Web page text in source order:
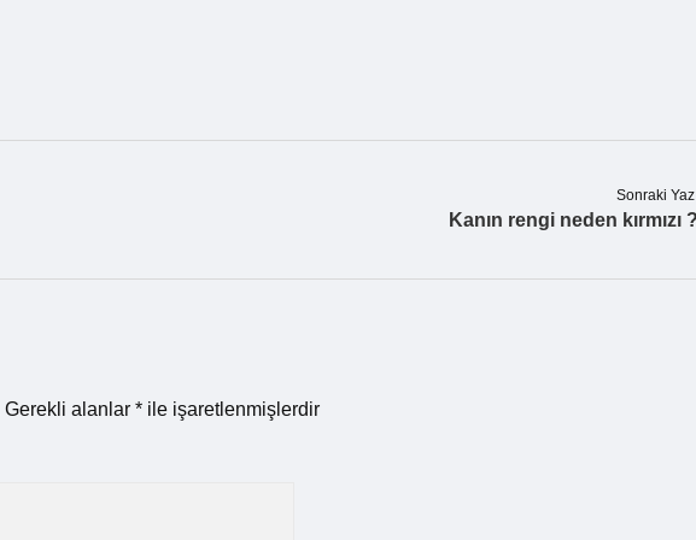
Sonraki
Kanın rengi neden kırmızı
Gerekli alanlar * ile işaretlenmişlerdir